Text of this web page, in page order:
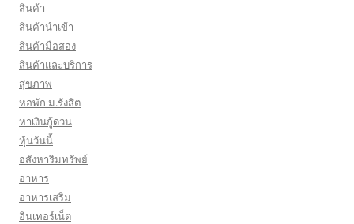
สินค้า
สินค้านำเข้า
สินค้ามือสอง
สินค้าและบริการ
สุขภาพ
หอพัก ม.รังสิต
หาเงินกู้ด่วน
หุ้นวันนี้
อสังหาริมทรัพย์
อาหาร
อาหารเสริม
อินเทอร์เน็ต